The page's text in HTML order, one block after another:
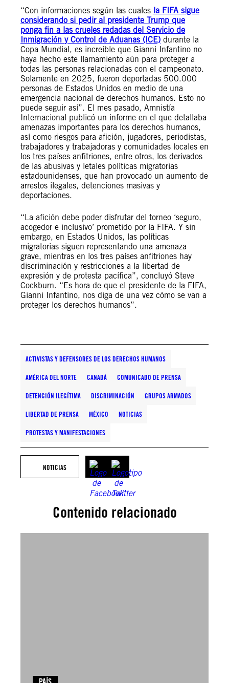
“Con informaciones según las cuales la FIFA sigue
considerando si pedir al presidente Trump que
ponga fin a las crueles redadas del Servicio de
Inmigración y Control de Aduanas (ICE) durante la
Copa Mundial, es increíble que Gianni Infantino no
haya hecho este llamamiento aún para proteger a
todas las personas relacionadas con el campeonato.
Solamente en 2025, fueron deportadas 500.000
personas de Estados Unidos en medio de una
emergencia nacional de derechos humanos. Esto no
puede seguir así”. El mes pasado, Amnistía
Internacional publicó un informe en el que detallaba
amenazas importantes para los derechos humanos,
así como riesgos para afición, jugadores, periodistas,
trabajadores y trabajadoras y comunidades locales en
los tres países anfitriones, entre otros, los derivados
de las abusivas y letales políticas migratorias
estadounidenses, que han provocado un aumento de
arrestos ilegales, detenciones masivas y
deportaciones.
“La afición debe poder disfrutar del torneo ‘seguro,
acogedor e inclusivo’ prometido por la FIFA. Y sin
embargo, en Estados Unidos, las políticas
migratorias siguen representando una amenaza
grave, mientras en los tres países anfitriones hay
discriminación y restricciones a la libertad de
expresión y de protesta pacífica”, concluyó Steve
Cockburn. “Es hora de que el presidente de la FIFA,
Gianni Infantino, nos diga de una vez cómo se van a
proteger los derechos humanos”.
ACTIVISTAS Y DEFENSORES DE LOS DERECHOS HUMANOS
AMÉRICA DEL NORTE CANADÁ COMUNICADO DE PRENSA
DETENCIÓN ILEGÍTIMA DISCRIMINACIÓN GRUPOS ARMADOS
LIBERTAD DE PRENSA MÉXICO NOTICIAS
PROTESTAS Y MANIFESTACIONES
NOTICIAS
Contenido relacionado